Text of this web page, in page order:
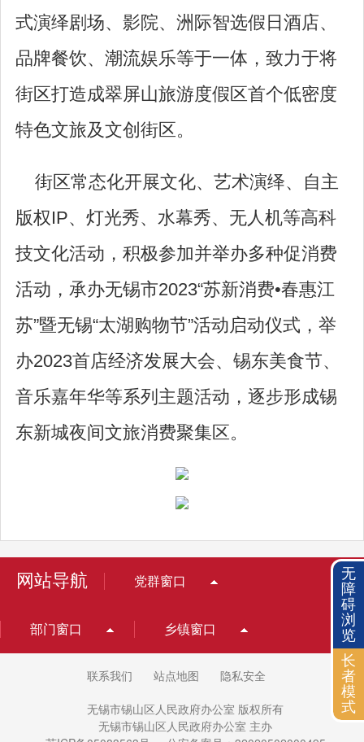
式演绎剧场、影院、洲际智选假日酒店、
品牌餐饮、潮流娱乐等于一体，致力于将
街区打造成翠屏山旅游度假区首个低密度
特色文旅及文创街区。
街区常态化开展文化、艺术演绎、自主
版权IP、灯光秀、水幕秀、无人机等高科
技文化活动，积极参加并举办多种促消费
活动，承办无锡市2023“苏新消费•春惠江
苏”暨无锡“太湖购物节”活动启动仪式，举
办2023首店经济发展大会、锡东美食节、
音乐嘉年华等系列主题活动，逐步形成锡
东新城夜间文旅消费聚集区。
网站导航 党群窗口
部门窗口 乡镇窗口
联系我们 站点地图 隐私安全
无锡市锡山区人民政府办公室 版权所有
无锡市锡山区人民政府办公室 主办
无
障
碍
浏
览
长
者
模
式